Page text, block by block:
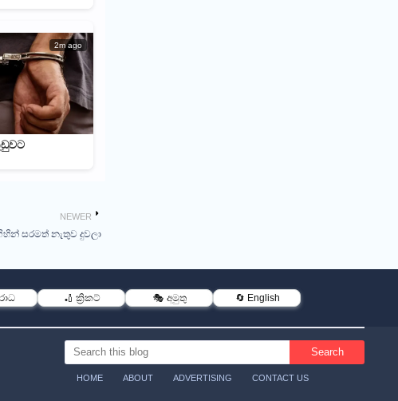
2m ago
NEWER
සරමත් නැතුව දුවලා
🏏 ක්‍රිකට් 🎭 අමුතු 🔄 English
HOME ABOUT ADVERTISING CONTACT US